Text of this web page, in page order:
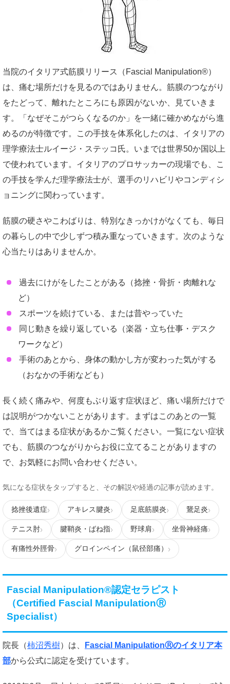
当院のイタリア式筋膜リリース（Fascial Manipulation®）
は、痛む場所だけを見るのではありません。筋膜のつながり
をたどって、離れたところにも原因がないか、見ていきま
す。「なぜそこがつらくなるのか」を一緒に確かめながら進
めるのが特徴です。この手技を体系化したのは、イタリアの
理学療法士ルイージ・ステッコ氏。いまでは世界50か国以上
で使われています。イタリアのプロサッカーの現場でも、こ
の手技を学んだ理学療法士が、選手のリハビリやコンディシ
ョニングに関わっています。
筋膜の硬さやこわばりは、特別なきっかけがなくても、毎日
の暮らしの中で少しずつ積み重なっていきます。次のような
心当たりはありませんか。
過去にけがをしたことがある（捻挫・骨折・肉離れな
ど）
スポーツを続けている、または昔やっていた
同じ動きを繰り返している（楽器・立ち仕事・デスク
ワークなど）
手術のあとから、身体の動かし方が変わった気がする
（おなかの手術なども）
長く続く痛みや、何度もぶり返す症状ほど、痛い場所だけで
は説明がつかないことがあります。まずはこのあとの一覧
で、当てはまる症状があるかご覧ください。一覧にない症状
でも、筋膜のつながりからお役に立てることがありますの
で、お気軽にお問い合わせください。
気になる症状をタップすると、その解説や経過の記事が読めます。
捻挫後遺症 アキレス腱炎 足底筋膜炎 鵞足炎
テニス肘 腱鞘炎・ばね指 野球肩 坐骨神経痛
有痛性外脛骨 グロインペイン（鼠径部痛）
Fascial Manipulation®認定セラピスト
（Certified Fascial ManipulationⓇ
Specialist）
院長（柿沼秀樹）は、
Fascial ManipulationⓇのイタリア本
部から公式に認定を受けています。